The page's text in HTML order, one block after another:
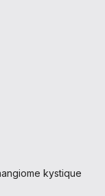
kystique